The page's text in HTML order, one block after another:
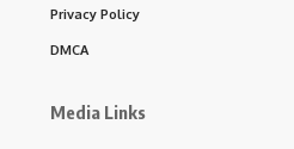
Privacy Policy
DMCA
Media Links